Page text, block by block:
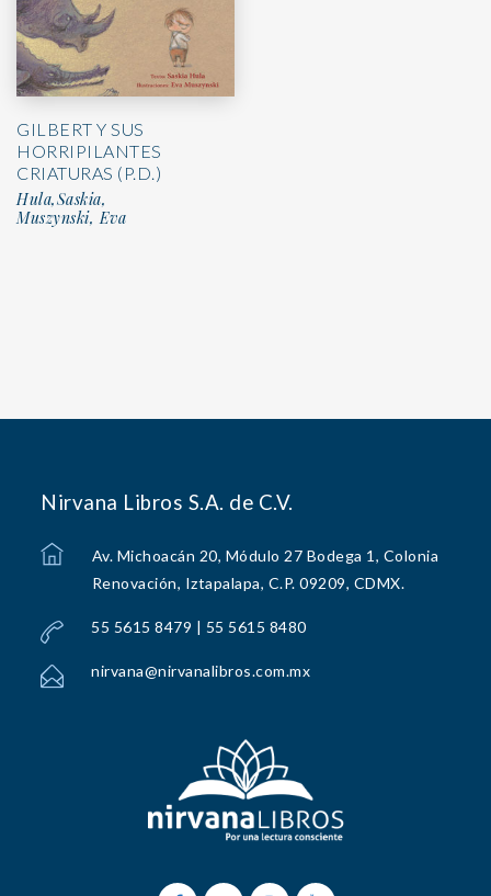
GILBERT Y SUS
HORRIPILANTES
CRIATURAS (P.D.)
Hula,Saskia,
Muszynski, Eva
Nirvana Libros S.A. de C.V.
Av. Michoacán 20, Módulo 27 Bodega 1, Colonia
Renovación, Iztapalapa, C.P. 09209, CDMX.
55 5615 8479 | 55 5615 8480
nirvana@nirvanalibros.com.mx